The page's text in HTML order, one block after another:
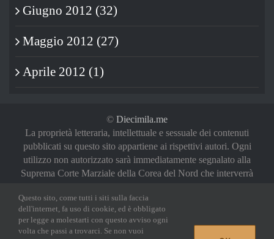
Giugno 2012 (32)
Maggio 2012 (27)
Aprile 2012 (1)
© Diecimila.me
La proprietà letteraria, intellettuale e sessuale dei contenuti
pubblicati su questo sito appartiene ai rispettivi autori. Ogni
utilizzo non autorizzato sarà immediatamente segnalato alla
Suprema Corte Marziale della Corea del Nord che interverrà
abbiamo avvertiti)
Privacy Policy|Login
Questo sito, come tutti i siti sulla faccia
dell'internet, fa uso di cookie, ed è obbligato
per legge a molestarti con questo avviso ogni
volta che passi a trovarci. Se non vuoi